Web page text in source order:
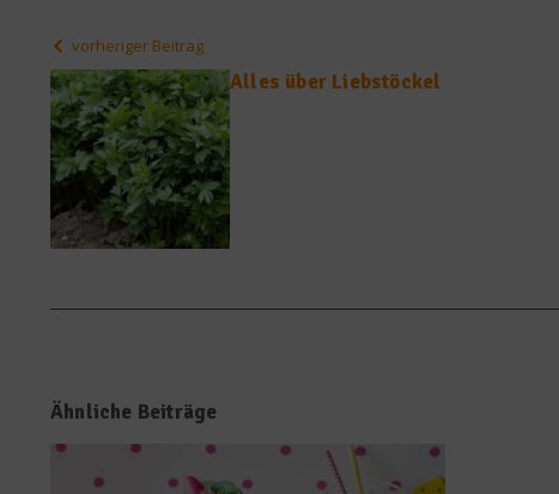
vorheriger Beitrag
Alles über Liebstöckel
Ähnliche Beiträge